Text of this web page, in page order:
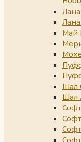
Лана
Май
Шал
Шал